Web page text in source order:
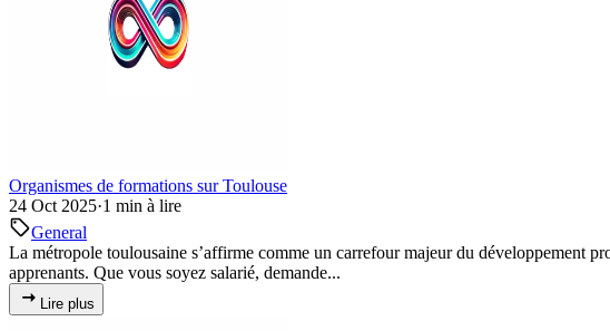
Organismes de formations sur Toulouse
24 Oct 2025·1 min à lire
General
La métropole toulousaine s’affirme comme un carrefour majeur du développement
apprenants. Que vous soyez salarié, demande...
Lire plus